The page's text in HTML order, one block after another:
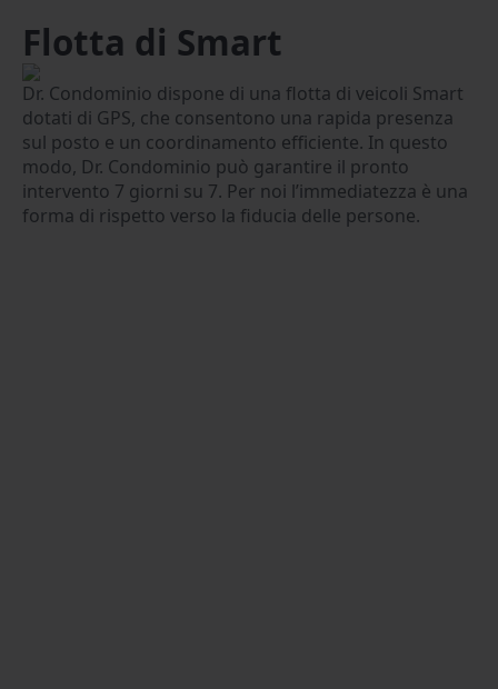
Flotta di Smart
Dr. Condominio dispone di una flotta di veicoli Smart
dotati di GPS, che consentono una rapida presenza
sul posto e un coordinamento efficiente. In questo
modo, Dr. Condominio può garantire il pronto
intervento 7 giorni su 7. Per noi l’immediatezza è una
forma di rispetto verso la fiducia delle persone.